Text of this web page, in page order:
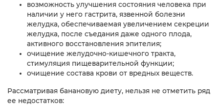
возможность улучшения состояния человека при
наличии у него гастрита, язвенной болезни
желудка, обеспечиваемая увеличением секреции
желудка, после съедания даже одного плода,
активного восстановления эпителия;
очищение желудочно-кишечного тракта,
стимуляция пищеварительной функции;
очищение состава крови от вредных веществ.
Рассматривая банановую диету, нельзя не отметить ряд
ее недостатков: